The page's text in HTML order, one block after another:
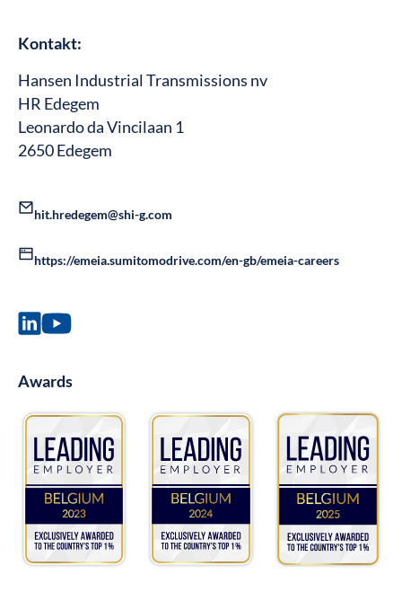
Kontakt:
Hansen Industrial Transmissions nv
HR Edegem
Leonardo da Vincilaan 1
2650 Edegem
hit.hredegem@shi-g.com
https://emeia.sumitomodrive.com/en-gb/emeia-careers
Awards